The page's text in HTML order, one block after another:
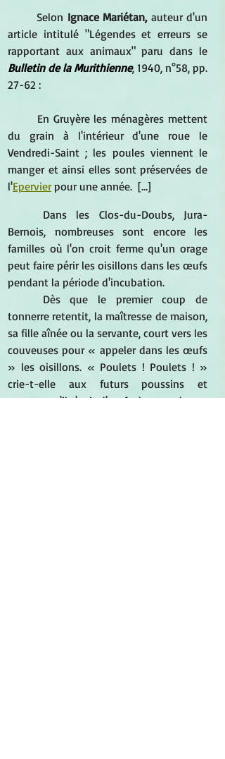
Selon Ignace Mariétan, auteur d'un
article intitulé "Légendes et erreurs se
Bulletin de la Murithienne, 1940, n°58, pp.
27-62 :
En Gruyère les ménagères mettent
du grain à l'intérieur d'une roue le
Vendredi-Saint ; les poules viennent le
manger et ainsi elles sont préservées de
l'Epervier pour une année.  […]
Dans les Clos-du-Doubs, Jura-
Bernois, nombreuses sont encore les
familles où l'on croit ferme qu'un orage
peut faire périr les oisillons dans les œufs
pendant la période d'incubation.
Dès que le premier coup de
tonnerre retentit, la maîtresse de maison,
sa fille aînée ou la servante, court vers les
couveuses pour « appeler dans les œufs
» les oisillons. « Poulets ! Poulets ! »
crie-t-elle aux futurs poussins et
canetons s'il s'agit d'œufs de canards.